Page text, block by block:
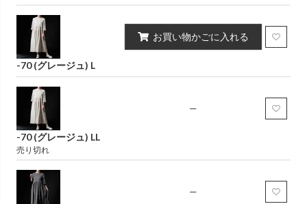
-70 (グレージュ) L
お買い物かごに入れる
-70 (グレージュ) LL
売り切れ
—
—